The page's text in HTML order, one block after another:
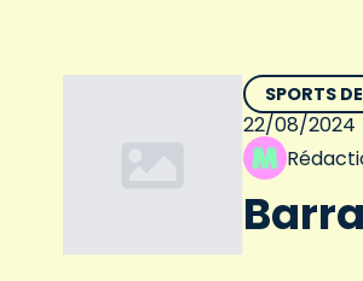
SPORTS
22/08/2024